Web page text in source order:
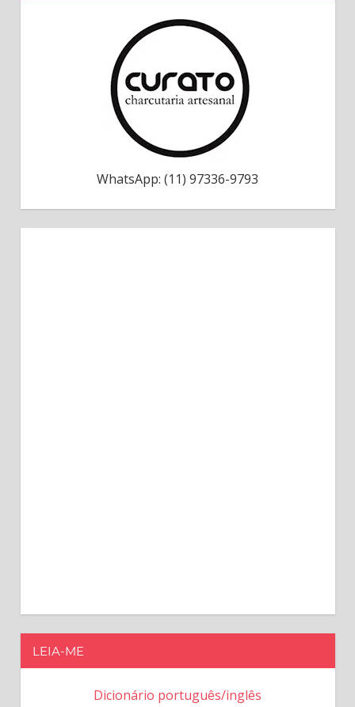
WhatsApp: (11) 97336-9793
LEIA-ME
Dicionário português/inglês